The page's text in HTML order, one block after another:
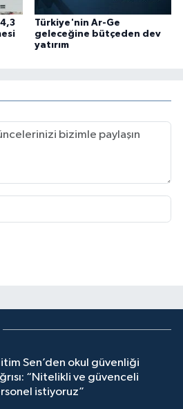
Türkiye'nin Ar-Ge
geleceğine bütçeden dev
yatırım
Sen’den okul güvenliği
“Nitelikli ve güvenceli
istiyoruz”